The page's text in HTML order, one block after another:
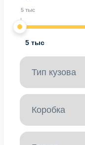
5 тыс
5 тыс
Тип кузова
Коробка